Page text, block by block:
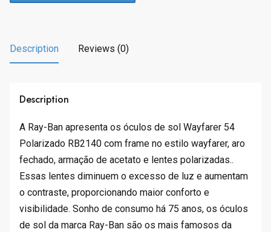
Description Reviews (0)
Description
A Ray-Ban apresenta os óculos de sol Wayfarer 54
Polarizado RB2140 com frame no estilo wayfarer, aro
fechado, armação de acetato e lentes polarizadas..
Essas lentes diminuem o excesso de luz e aumentam
o contraste, proporcionando maior conforto e
visibilidade. Sonho de consumo há 75 anos, os óculos
de sol da marca Ray-Ban são os mais famosos da